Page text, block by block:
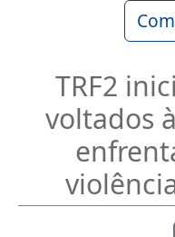
TRF2
voltados